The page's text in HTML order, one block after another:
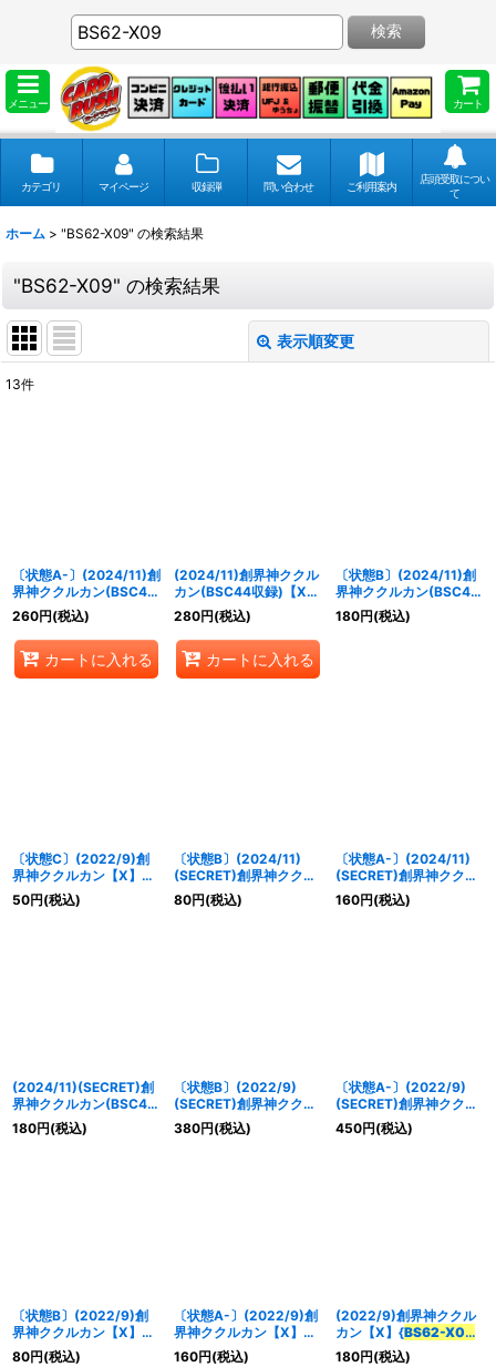
メニュー カート
検索
カテゴリ マイページ 収録弾 問い合わせ ご利用案内
店頭受取につい
て
ホーム > "BS62-X09" の検索結果
"BS62-X09" の検索結果
表示順変更
絞り込む
13件
〔状態A-〕(2024/11)創
界神ククルカン(BSC44
収録)【X】{BS62-
X09}《紫》
260円(税込)
カートに入れる
(2024/11)創界神ククル
カン(BSC44収録)【X】
{BS62-X09
280円(税込)
カートに入れる
〔状態B〕(2024/11)創
界神ククルカン(BSC44
収録)【X】{
X09 }《紫》
180円(税込)
〔状態C〕(2022/9)創
界神ククルカン【X】
{BS62-X09
50円(税込)
〔状態B〕(2024/11)
(SECRET)創界神ククル
カン(BSC44収録)【X-
SEC】{BS62-X09
80円(税込)
〔状態A-〕(2024/11)
(SECRET)創界神ククル
カン(BSC44収録)【X-
SEC】{BS62-X09
160円(税込)
(2024/11)(SECRET)創
界神ククルカン(BSC44
収録)【X-SEC】{
X09 }《紫》
180円(税込)
〔状態B〕(2022/9)
(SECRET)創界神ククル
カン【X-SEC】{
X09}《紫》
380円(税込)
〔状態A-〕(2022/9)
(SECRET)創界神ククル
カン【X-SEC】{
X09}《紫》
450円(税込)
〔状態B〕(2022/9)創
界神ククルカン【X】
{BS62-X09
80円(税込)
〔状態A-〕(2022/9)創
界神ククルカン【X】
{BS62-X09
160円(税込)
(2022/9)創界神ククル
カン【X】{BS62-X09}
《紫》
180円(税込)